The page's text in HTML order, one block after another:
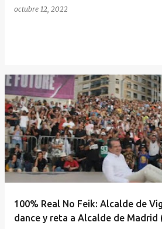
octubre 12, 2022
100% Real No Feik: Alcalde de
dance y reta a Alcalde de Madrid